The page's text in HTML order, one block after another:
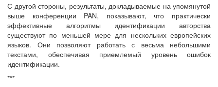
С другой стороны, результаты, докладываемые на упомянутой
выше конференции PAN, показывают, что практически
эффективные алгоритмы идентификации авторства
существуют по меньшей мере для нескольких европейских
языков. Они позволяют работать с весьма небольшими
текстами, обеспечивая приемлемый уровень ошибок
идентификации.
***